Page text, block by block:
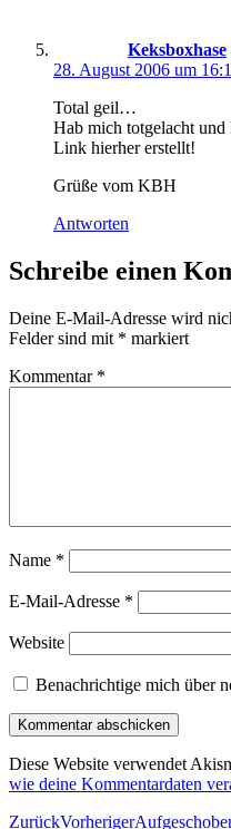
Keksboxhase
28. August 2006 um
Total geil…
Hab mich totgelacht
Link hierher erstellt!
Grüße vom KBH
Antworten
Schreibe einen
Deine E-Mail-Adresse wird
Felder sind mit * markiert
Kommentar *
Name *
E-Mail-Adresse *
Website
Benachrichtige mich über
Diese Website verwendet
wie deine Kommentardaten
ZurückVorheriger